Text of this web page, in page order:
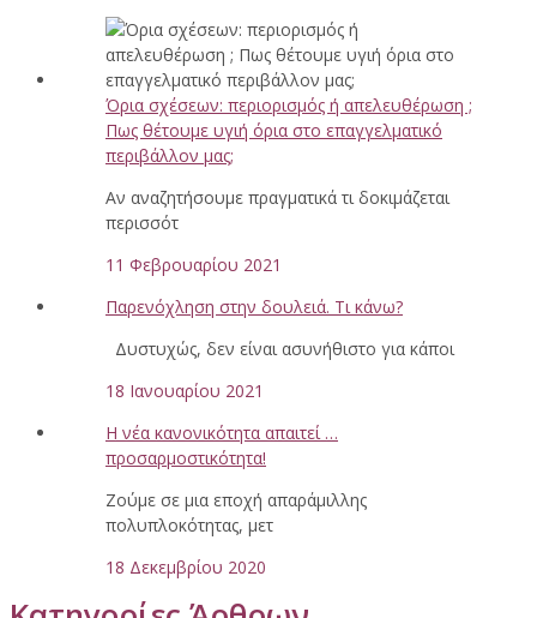
Όρια σχέσεων: περιορισμός ή απελευθέρωση ;
Πως θέτουμε υγιή όρια στο επαγγελματικό
περιβάλλον μας;
Αν αναζητήσουμε πραγματικά τι δοκιμάζεται
περισσότ
11 Φεβρουαρίου 2021
Παρενόχληση στην δουλειά. Τι κάνω?
Δυστυχώς, δεν είναι ασυνήθιστο για κάποι
18 Ιανουαρίου 2021
Η νέα κανονικότητα απαιτεί …
προσαρμοστικότητα!
Ζούμε σε μια εποχή απαράμιλλης
πολυπλοκότητας, μετ
18 Δεκεμβρίου 2020